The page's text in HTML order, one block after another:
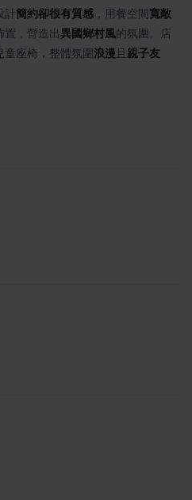
計簡約卻很有質感 ，用餐空間寬敞
置，營造出異國鄉村風的氛圍。店
座椅，整體氛圍浪漫 且 親子友